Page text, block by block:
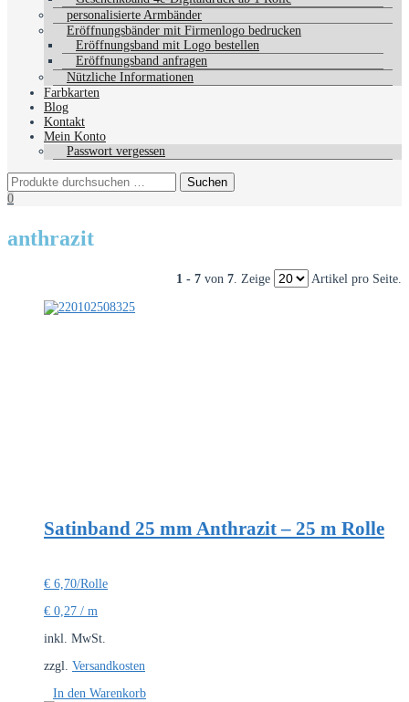
personalisierte Armbänder
Eröffnungsbänder mit Firmenlogo bedrucken
Eröffnungsband mit Logo bestellen
Eröffnungsband anfragen
Nützliche Informationen
Farbkarten
Blog
Kontakt
Mein Konto
Passwort vergessen
0
anthrazit
1 - 7 von 7. Zeige Artikel pro Seite.
Satinband 25 mm Anthrazit – 25 m Rolle
€ 6,70/Rolle
€ 0,27 / m
inkl. MwSt.
zzgl. Versandkosten
In den Warenkorb